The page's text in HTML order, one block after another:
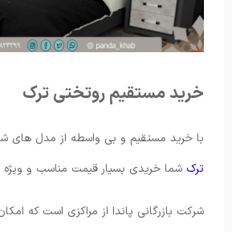
خرید مستقیم روتختی ترک
با خرید مستقیم و بی واسطه از مدل های
ترک شما خریدی بسیار قیمت مناسب و
شرکت بازرگانی پاندا از مراکزی است که